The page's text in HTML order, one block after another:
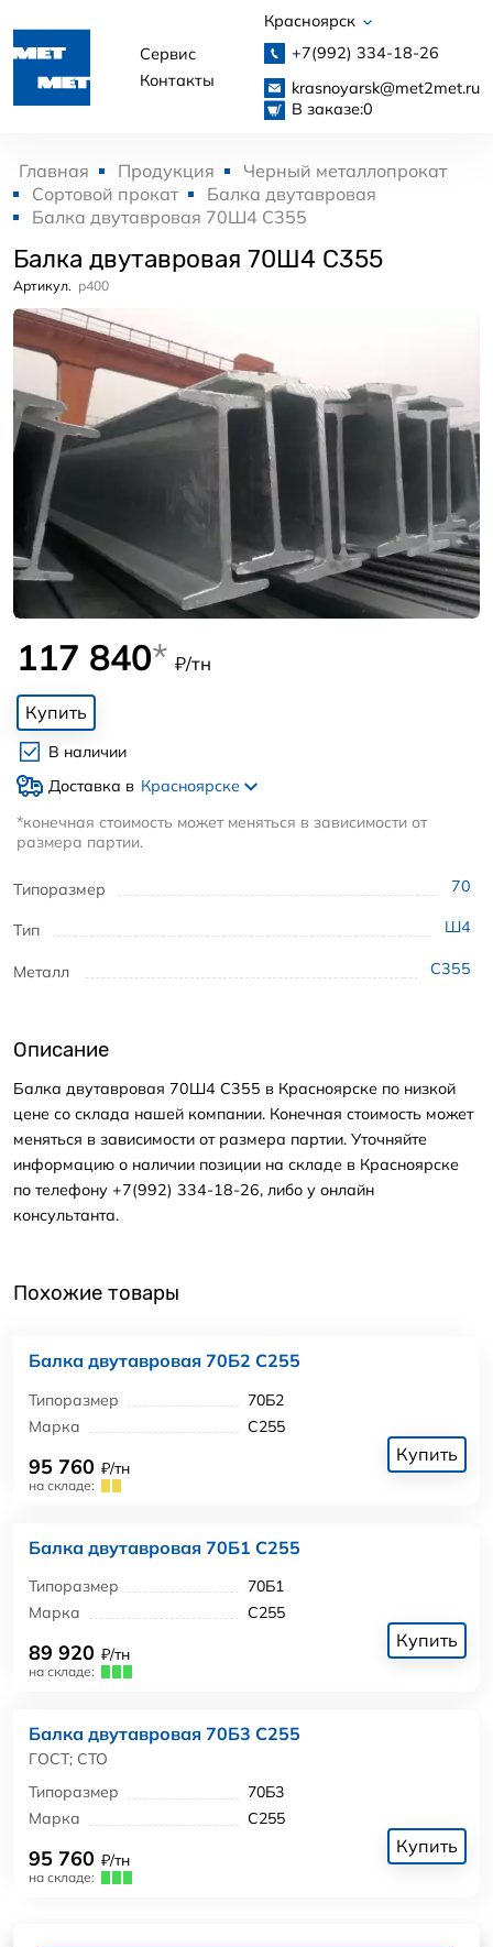
Сервис
Контакты
Красноярск
+7(992) 334-18-26
krasnoyarsk@met2met.ru
В заказе:0
Главная Продукция
Черный металлопрокат
Сортовой прокат
Балка двутавровая
Балка двутавровая 70Ш4 С355
Балка двутавровая 70Ш4 С355
Артикул. p400
Типоразмер 70
Тип Ш4
Металл С355
117 840* ₽/тн
Купить
В наличии
Доставка в Красноярске
*конечная стоимость может меняться в зависимости от
размера партии.
Описание
Балка двутавровая 70Ш4 С355 в Красноярске по низкой
цене со склада нашей компании. Конечная стоимость может
меняться в зависимости от размера партии. Уточняйте
информацию о наличии позиции на складе в Красноярске
по телефону +7(992) 334-18-26, либо у онлайн
консультанта.
Похожие товары
Балка двутавровая 70Б2 С255
Типоразмер
70Б2
Марка
С255
95 760 ₽/тн
на складе:
Купить
Балка двутавровая 70Б1 С255
Типоразмер
70Б1
Марка
С255
89 920 ₽/тн
на складе:
Купить
Балка двутавровая 70Б3 С255
ГОСТ; СТО
Типоразмер
70Б3
Марка
С255
95 760 ₽/тн
на складе:
Купить